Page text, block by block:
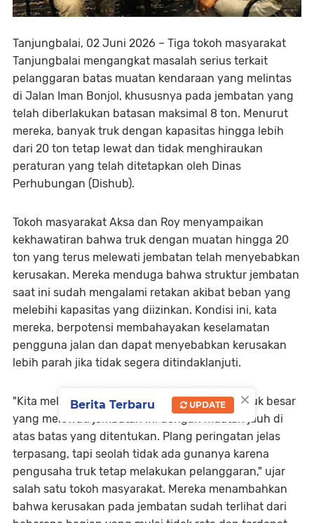
Tanjungbalai, 02 Juni 2026 – Tiga tokoh masyarakat
Tanjungbalai mengangkat masalah serius terkait
pelanggaran batas muatan kendaraan yang melintas
di Jalan Iman Bonjol, khususnya pada jembatan yang
telah diberlakukan batasan maksimal 8 ton. Menurut
mereka, banyak truk dengan kapasitas hingga lebih
dari 20 ton tetap lewat dan tidak menghiraukan
peraturan yang telah ditetapkan oleh Dinas
Perhubungan (Dishub).
Tokoh masyarakat Aksa dan Roy menyampaikan
kekhawatiran bahwa truk dengan muatan hingga 20
ton yang terus melewati jembatan telah menyebabkan
kerusakan. Mereka menduga bahwa struktur jembatan
saat ini sudah mengalami retakan akibat beban yang
melebihi kapasitas yang diizinkan. Kondisi ini, kata
mereka, berpotensi membahayakan keselamatan
pengguna jalan dan dapat menyebabkan kerusakan
lebih parah jika tidak segera ditindaklanjuti.
"Kita melihat sendiri setiap hari ada banyak truk besar
yang melewati jembatan ini dengan muatan jauh di
atas batas yang ditentukan. Plang peringatan jelas
terpasang, tapi seolah tidak ada gunanya karena
pengusaha truk tetap melakukan pelanggaran," ujar
salah satu tokoh masyarakat. Mereka menambahkan
bahwa kerusakan pada jembatan sudah terlihat dari
×
Berita Terbaru UPDATE